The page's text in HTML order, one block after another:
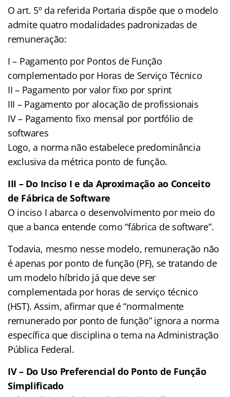
O art. 5º da referida Portaria dispõe que o modelo
admite quatro modalidades padronizadas de
remuneração:
I – Pagamento por Pontos de Função
complementado por Horas de Serviço Técnico
II – Pagamento por valor fixo por sprint
III – Pagamento por alocação de profissionais
IV – Pagamento fixo mensal por portfólio de
softwares
Logo, a norma não estabelece predominância
exclusiva da métrica ponto de função.
III – Do Inciso I e da Aproximação ao Conceito
de Fábrica de Software
O inciso I abarca o desenvolvimento por meio do
que a banca entende como “fábrica de software”.
Todavia, mesmo nesse modelo, remuneração não
é apenas por ponto de função (PF), se tratando de
um modelo híbrido já que deve ser
complementada por horas de serviço técnico
(HST). Assim, afirmar que é “normalmente
remunerado por ponto de função” ignora a norma
específica que disciplina o tema na Administração
Pública Federal.
IV – Do Uso Preferencial do Ponto de Função
Simplificado